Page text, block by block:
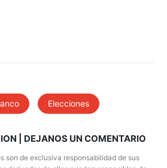
Elecciones
| DEJANOS UN COMENTARIO
son de exclusiva responsabilidad de sus